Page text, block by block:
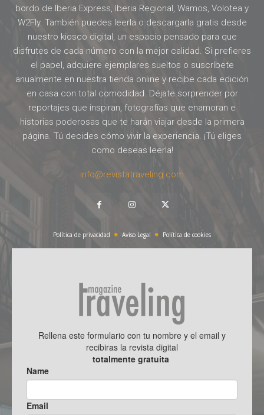
bordo de Iberia Express, Iberia Regional, Wamos, Volotea y
W2Fly. También puedes leerla o descargarla gratis desde
nuestro kiosco digital, un espacio pensado para que
disfrutes de cada número con la mejor calidad. Si prefieres
el papel, adquiere ejemplares sueltos o suscríbete
anualmente en nuestra tienda online y recibe cada edición
en casa con total comodidad. Déjate sorprender por
reportajes que inspiran, fotografías que enamoran e
historias poderosas que te harán viajar desde la primera
página. Tú decides cómo vivir la experiencia. ¡Tú eliges
como deseas leerla!
info@revistatraveling.com
Política de privacidad Aviso Legal Política de cookies